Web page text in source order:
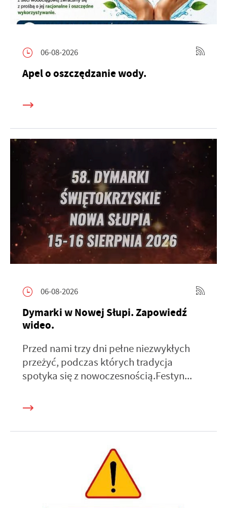
06-08-2026
Apel o oszczędzanie wody.
06-08-2026
Dymarki w Nowej Słupi. Zapowiedź
wideo.
Przed nami trzy dni pełne niezwykłych
przeżyć, podczas których tradycja
spotyka się z nowoczesnością.Festyn...